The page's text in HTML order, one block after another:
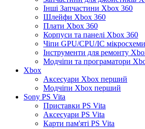
Інші Запчастини Xbox 360
Шлейфи Xbox 360
Плати Xbox 360
Корпуси та панелі Xbox 360
Чіпи GPU/CPU/IC
Інструменти для ремонту
Модчіпи та програматори
Xbox
Аксесуари Xbox перший
Модчіпи Xbox перший
Sony PS Vita
Приставки PS Vita
Аксесуари PS Vita
Карти пам'яті PS Vita